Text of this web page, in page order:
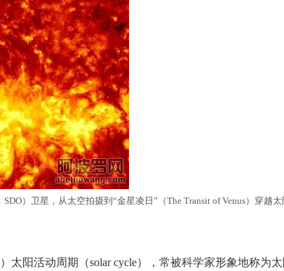
）卫星，从太空拍摄到“金星凌日”（The Transit of Venus）穿越
太阳活动周期（solar cycle），常被科学家形象地称为